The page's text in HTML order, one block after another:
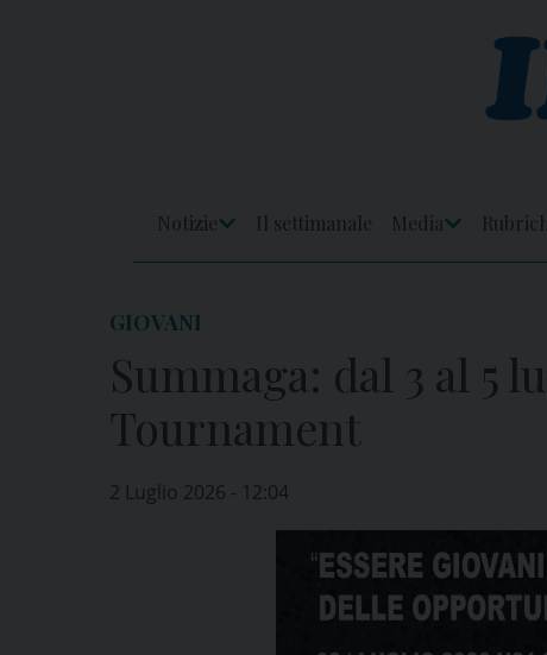
Notizie
Il settimanale
Media
GIOVANI
Summaga: dal 3 al 5
Tournament
2 Luglio 2026 - 12:04